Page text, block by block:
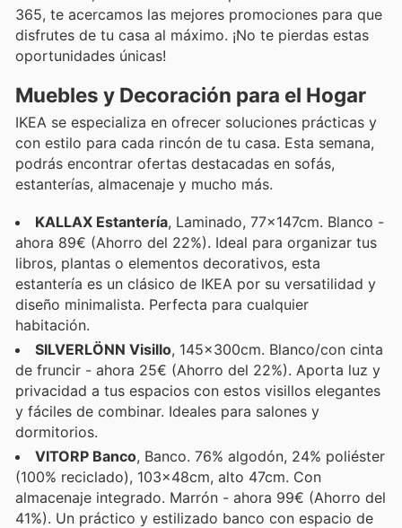
365, te acercamos las mejores promociones para que
disfrutes de tu casa al máximo. ¡No te pierdas estas
oportunidades únicas!
Muebles y Decoración para el Hogar
IKEA se especializa en ofrecer soluciones prácticas y
con estilo para cada rincón de tu casa. Esta semana,
podrás encontrar ofertas destacadas en sofás,
estanterías, almacenaje y mucho más.
KALLAX Estantería, Laminado, 77x147cm. Blanco -
ahora 89€ (Ahorro del 22%). Ideal para organizar tus
libros, plantas o elementos decorativos, esta
estantería es un clásico de IKEA por su versatilidad y
diseño minimalista. Perfecta para cualquier
habitación.
SILVERLÖNN Visillo, 145x300cm. Blanco/con cinta
de fruncir - ahora 25€ (Ahorro del 22%). Aporta luz y
privacidad a tus espacios con estos visillos elegantes
y fáciles de combinar. Ideales para salones y
dormitorios.
VITORP Banco, Banco. 76% algodón, 24% poliéster
(100% reciclado), 103x48cm, alto 47cm. Con
almacenaje integrado. Marrón - ahora 99€ (Ahorro del
41%). Un práctico y estilizado banco con espacio de